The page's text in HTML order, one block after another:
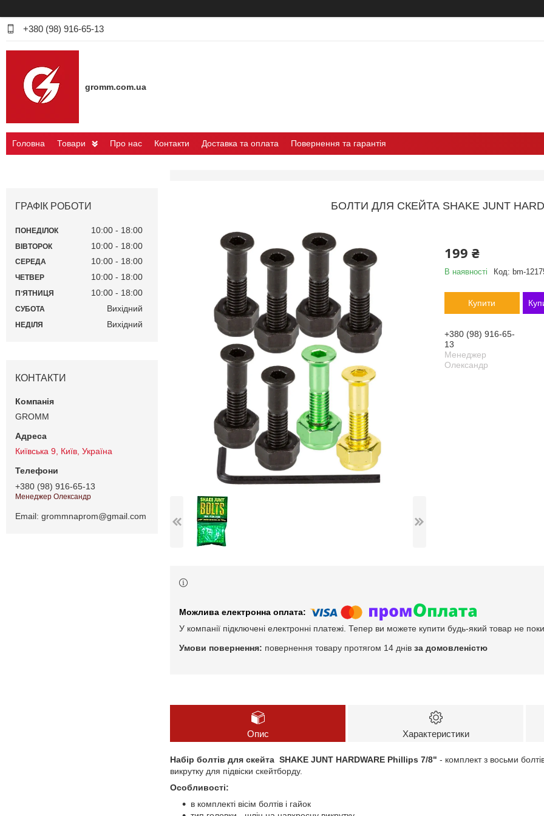
+380 (98) 916-65-13
gromm.com.ua
Головна Товари Про нас Контакти Доставка та оплата Повернення та гарантія
БОЛТИ ДЛЯ СКЕЙТА SHAKE JUNT
199 ₴
В наявності Код: bm-
Купити
+380 (98) 916-65-
13
Менеджер
Олександр
У компанії підключені електронні платежі. Тепер ви можете купити будь-який товар не
повернення товару протягом 14 днів за домовленістю
Опис Характеристики
Набір болтів для скейта SHAKE JUNT HARDWARE Phillips 7/8" - комплект з восьми
викрутку для підвіски скейтборду.
Особливості:
в комплекті вісім болтів і гайок
ГРАФІК РОБОТИ
ПОНЕДІЛОК 10:00 18:00
ВІВТОРОК 10:00 18:00
СЕРЕДА 10:00 18:00
ЧЕТВЕР 10:00 18:00
ПʼЯТНИЦЯ 10:00 18:00
СУБОТА Вихідний
НЕДІЛЯ Вихідний
КОНТАКТИ
GROMM
Київська 9, Київ, Україна
+380 (98) 916-65-13
Менеджер Олександр
Email grommnaprom@gmail.com